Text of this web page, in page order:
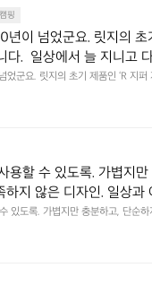
캠핑
년이 넘었군요. 릿지의 초
다.  일상에서 늘 지니고
, 무게, 형태, 색감 사이의
니다.  예를 들자면 일에
리에 대충 걸쳐 놓아도 시
습니다.  그중에서도 슬림
튼튼한 내구도와 넉넉한
가장 가볍고 얇게 설계했
, 꼭 직접 손으로 만져보
.
었군요. 릿지의 초기 제품인 ‘R 지퍼
고 싶어지는 물건에는 크기, 무게,
존재합니다.  예를 들자면 일에 집
한 내구도와 넉넉한 수납력을 해치치
습니다.  이 디자인과 사용감은, 꼭
바랍니다.
용할 수 있도록. 가볍지
하지 않은 디자인. 일상과
게 이어주는 RIDGE
서 만나보세요.
있도록. 가볍지만 충분하고, 단순하
도어의 경계를 자연스럽게 이어주는
스에서 만나보세요.